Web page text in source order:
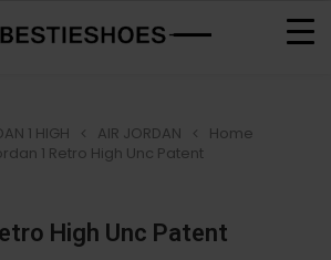
Home
AIR JORDAN
1 HIGH
1 Retro High Unc Patent
High Unc Patent